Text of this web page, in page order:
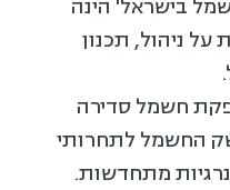
בישראל' הינה
ניהול, תכנון
חשמל סדירה
החשמל לתחרותי
מתחדשות.